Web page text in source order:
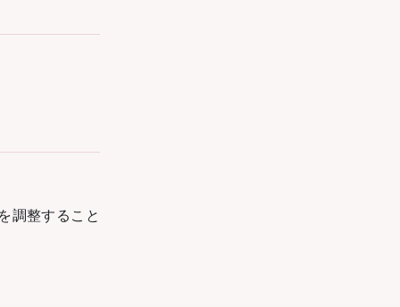
調整すること